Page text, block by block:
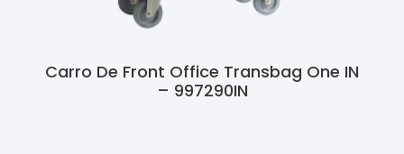
Carro De Front Office Transbag One IN
– 997290IN